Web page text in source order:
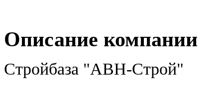
Описание компании
Стройбаза "АВН-Строй"